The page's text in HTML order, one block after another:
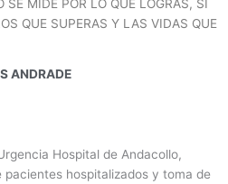
SE MIDE POR LO QUE LOGRAS, SI
QUE SUPERAS Y LAS VIDAS QUE
ANDRADE
Hospital de Andacollo,
hospitalizados y toma de